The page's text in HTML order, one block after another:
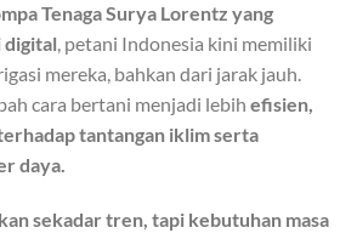
Tenaga Surya Lorentz yang
, petani Indonesia kini memiliki
mereka, bahkan dari jarak jauh.
cara bertani menjadi lebih efisien,
tantangan iklim serta
daya.
sekadar tren, tapi kebutuhan masa